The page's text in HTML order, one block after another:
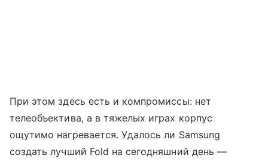
При этом здесь есть и компромиссы: нет
телеобъектива, а в тяжелых играх корпус
ощутимо нагревается. Удалось ли Samsung
создать лучший Fold на сегодняшний день —